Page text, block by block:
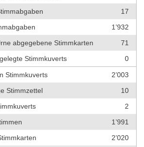
17
1’932
abgegebene Stimmkarten
71
Stimmkuverts
0
Stimmkuverts
2’003
Stimmzettel
10
2
1’991
2’020